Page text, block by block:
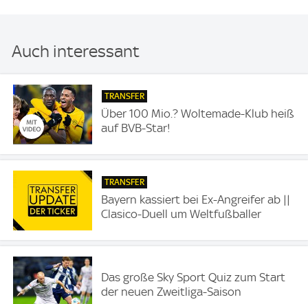
Auch interessant
TRANSFER
Über 100 Mio.? Woltemade-Klub heiß
auf BVB-Star!
TRANSFER
Bayern kassiert bei Ex-Angreifer ab ||
Clasico-Duell um Weltfußballer
Das große Sky Sport Quiz zum Start
der neuen Zweitliga-Saison